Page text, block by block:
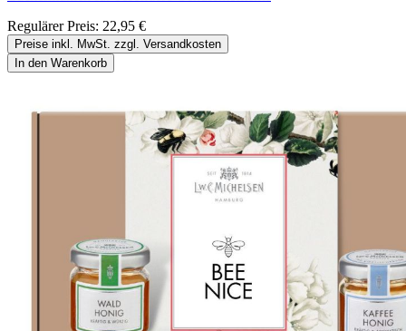
Regulärer Preis: 22,95 €
Preise inkl. MwSt. zzgl. Versandkosten
In den Warenkorb